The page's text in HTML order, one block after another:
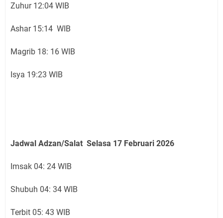
Zuhur 12:04 WIB
Ashar 15:14 WIB
Magrib 18: 16 WIB
Isya 19:23 WIB
Jadwal Adzan/Salat Selasa 17 Februari 2026
Imsak 04: 24 WIB
Shubuh 04: 34 WIB
Terbit 05: 43 WIB